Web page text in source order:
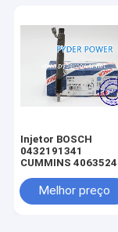
Injetor BOSCH
0432191341
CUMMINS 4063524
Melhor preço